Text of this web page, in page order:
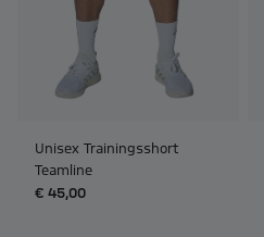
Unisex Trainingsshort
Teamline
€ 45,00